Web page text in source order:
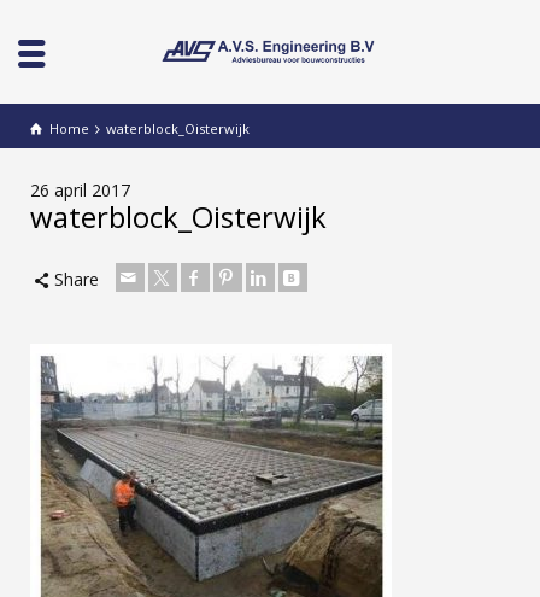
Home waterblock_Oisterwijk
26 april 2017
waterblock_Oisterwijk
Share